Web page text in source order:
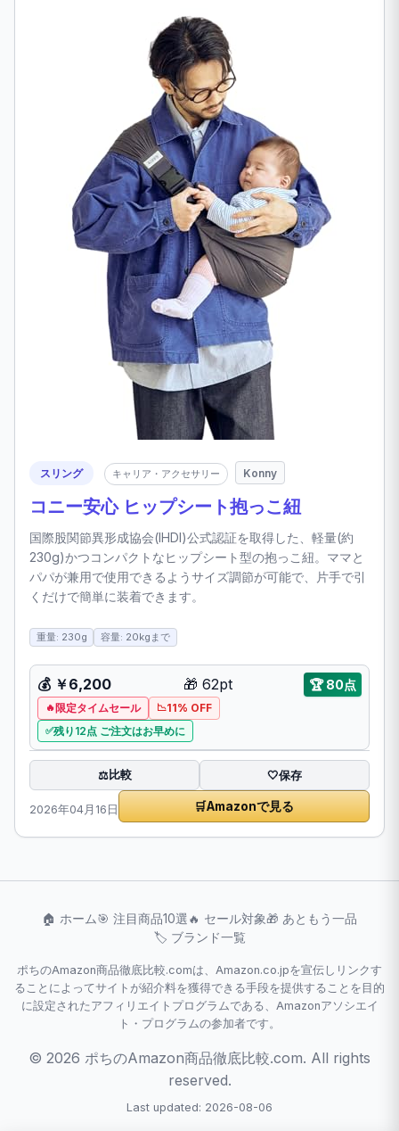
スリング キャリア・アクセサリー Konny
コニー安心 ヒップシート抱っこ紐
国際股関節異形成協会(IHDI)公式認証を取得した、軽量(約
230g)かつコンパクトなヒップシート型の抱っこ紐。ママと
パパが兼用で使用できるようサイズ調節が可能で、片手で引
くだけで簡単に装着できます。
重量: 230g 容量: 20kgまで
💰 ￥6,200 🎁 62pt 🏆80点
限定タイムセール
11% OFF
残り12点 ご注文はお早めに
⚖️比較 🤍保存
2026年04月16日 🛒Amazonで見る
🏠 ホーム🎯 注目商品10選🔥 セール対象🎁 あともう一品
🏷️ ブランド一覧
ポちのAmazon商品徹底比較.comは、Amazon.co.jpを宣伝しリンクす
ることによってサイトが紹介料を獲得できる手段を提供することを目的
に設定されたアフィリエイトプログラムである、Amazonアソシエイ
ト・プログラムの参加者です。
© 2026 ポちのAmazon商品徹底比較.com. All rights
reserved.
Last updated: 2026-08-06